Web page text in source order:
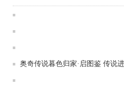
奥奇传说暮色归家·启图鉴 传说